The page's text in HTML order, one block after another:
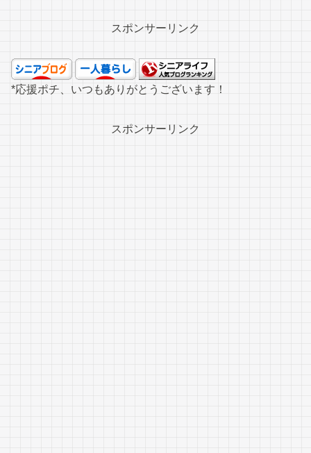
スポンサーリンク
*応援ポチ、いつもありがとうございます！
スポンサーリンク